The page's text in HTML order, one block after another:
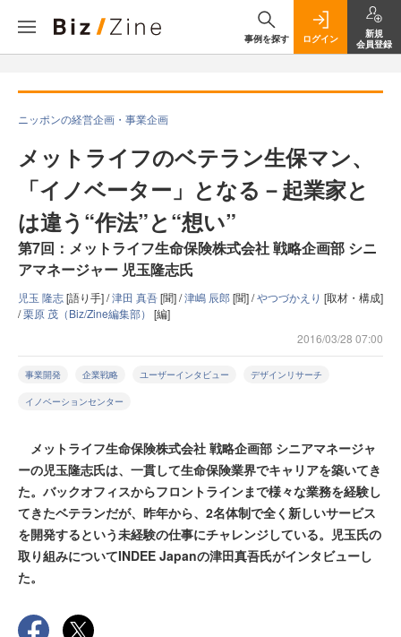
事例を探す ログイン
新規
会員登録
ニッポンの経営企画・事業企画
メットライフのベテラン生保マン、
「イノベーター」となる－起業家と
は違う“作法”と“想い”
第7回：メットライフ生命保険株式会社 戦略企画部 シニ
アマネージャー 児玉隆志氏
児玉 隆志[語り手] /津田 真吾[聞] /津嶋 辰郎[聞] /やつづかえり [取材・構成]
/栗原 茂（Biz/Zine編集部） [編]
2016/03/28 07:00
事業開発 企業戦略 ユーザーインタビュー デザインリサーチ
イノベーションセンター
メットライフ生命保険株式会社 戦略企画部 シニアマネージャ
ーの児玉隆志氏は、一貫して生命保険業界でキャリアを築いてき
た。バックオフィスからフロントラインまで様々な業務を経験し
てきたベテランだが、昨年から、2名体制で全く新しいサービス
を開発するという未経験の仕事にチャレンジしている。児玉氏の
取り組みについてINDEE Japanの津田真吾氏がインタビューし
た。